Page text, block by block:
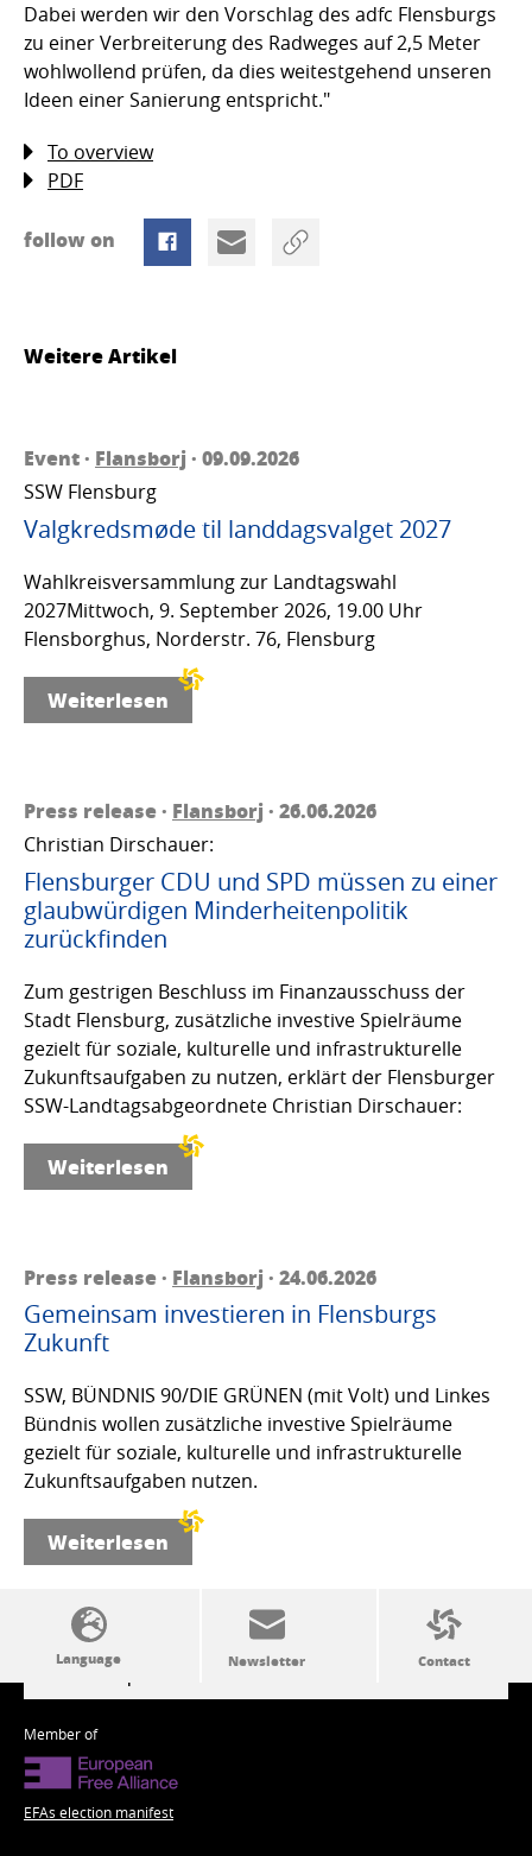
Dabei werden wir den Vorschlag des adfc Flensburgs
zu einer Verbreiterung des Radweges auf 2,5 Meter
wohlwollend prüfen, da dies weitestgehend unseren
Ideen einer Sanierung entspricht."
To overview
PDF
follow on
Weitere Artikel
Event · Flansborj· 09.09.2026
SSW Flensburg
Valgkredsmøde til landdagsvalget 2027
Wahlkreisversammlung zur Landtagswahl
2027Mittwoch, 9. September 2026, 19.00 Uhr
Flensborghus, Norderstr. 76, Flensburg
Weiterlesen
Press release · Flansborj· 26.06.2026
Christian Dirschauer:
Flensburger CDU und SPD müssen zu einer
glaubwürdigen Minderheitenpolitik
zurückfinden
Zum gestrigen Beschluss im Finanzausschuss der
Stadt Flensburg, zusätzliche investive Spielräume
gezielt für soziale, kulturelle und infrastrukturelle
Zukunftsaufgaben zu nutzen, erklärt der Flensburger
SSW-Landtagsabgeordnete Christian Dirschauer:
Weiterlesen
Press release · Flansborj· 24.06.2026
Gemeinsam investieren in Flensburgs
Zukunft
SSW, BÜNDNIS 90/DIE GRÜNEN (mit Volt) und Linkes
Bündnis wollen zusätzliche investive Spielräume
gezielt für soziale, kulturelle und infrastrukturelle
Zukunftsaufgaben nutzen.
Weiterlesen
SSW politics from A to Z
Member of
EFAs election manifest